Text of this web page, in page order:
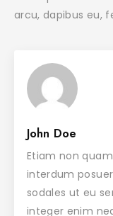
arcu, dapibus eu,
John Doe
Etiam non
interdum
sodales ut eu
integer enim